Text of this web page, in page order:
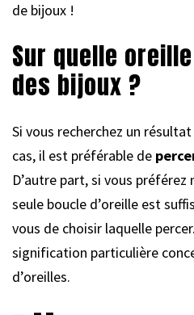
de bijoux !
Sur quelle
des bijoux ?
Si vous recherchez un
cas, il est préférable de
D’autre part, si vous
seule boucle d’oreille est
vous de choisir laquelle
signification particulière
d’oreilles.